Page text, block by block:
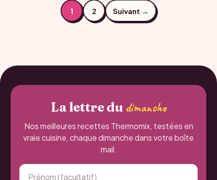
Pagination 1 2 Suivant →
La lettre du dimanche
Nos meilleures recettes Thermomix, testées en
vraie cuisine, chaque dimanche dans votre boîte
mail.